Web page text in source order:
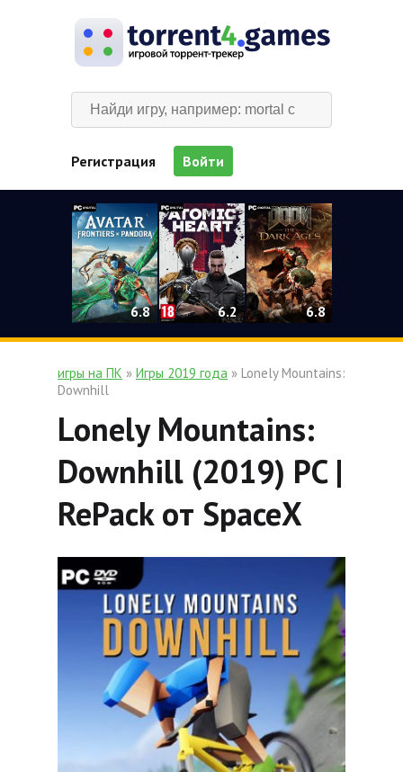
Регистрация Войти
6.8 6.2 6.8
игры на ПК » Игры 2019 года » Lonely Mountains:
Downhill
Lonely Mountains:
Downhill (2019) PC |
RePack от SpaceX